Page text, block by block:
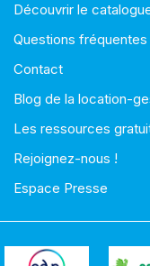
Découvrir le
Questions fréquentes
Contact
Blog de la location-
Les ressources
Rejoignez-nous !
Espace Presse